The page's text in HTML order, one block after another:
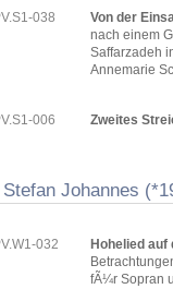
038
Von der
nach einem
Saffarzadeh
Annemarie
006 Zweites
Johannes
032
Hohelied
fÃ¼r Sopran